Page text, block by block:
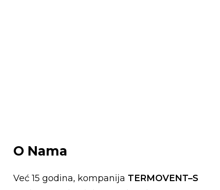
O Nama
Već 15 godina, kompanija TERMOVENT–S